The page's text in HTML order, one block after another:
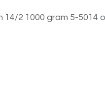
2 1000 gram 5-5014